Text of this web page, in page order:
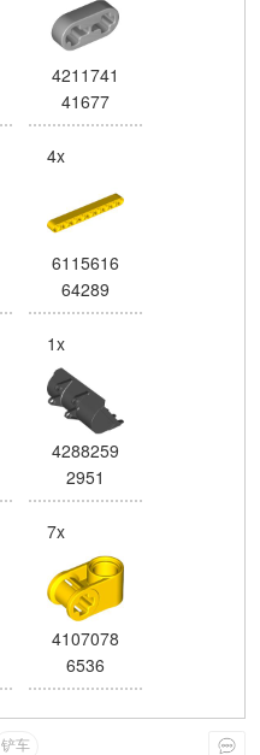
4211741
41677
4x
6115616
64289
1x
4288259
2951
7x
4107078
6536
铲车